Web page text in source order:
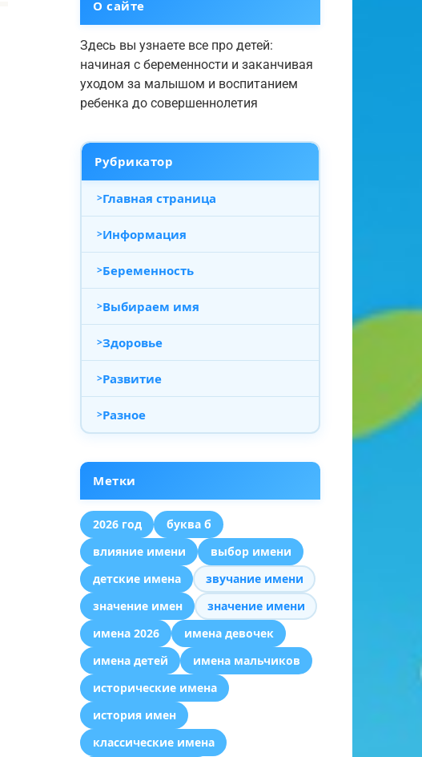
О сайте
Здесь вы узнаете все про детей:
начиная с беременности и заканчивая
уходом за малышом и воспитанием
ребенка до совершеннолетия
Рубрикатор
Главная страница
Информация
Беременность
Выбираем имя
Здоровье
Развитие
Разное
Метки
2026 год
буква б
влияние имени
выбор имени
детские имена
звучание имени
значение имен
значение имени
имена 2026
имена девочек
имена детей
имена мальчиков
исторические имена
история имен
классические имена